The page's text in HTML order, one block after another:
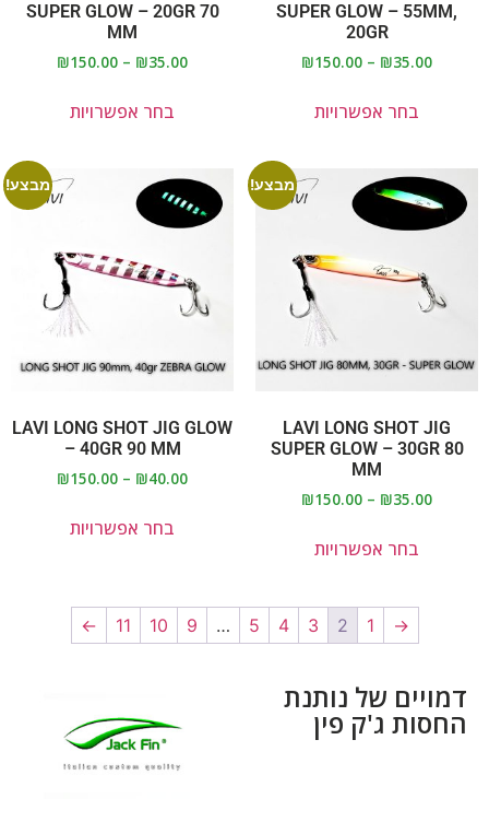
SUPER GLOW – 55MM,
20GR
₪35.00
–
₪150.00
בחר אפשרויות
SUPER GLOW – 20GR 70
MM
₪35.00
–
₪150.00
בחר אפשרויות
מבצע!
LAVI LONG SHOT JIG
SUPER GLOW – 30GR 80
MM
₪35.00
–
₪150.00
בחר אפשרויות
מבצע!
LAVI LONG SHOT JIG GLOW
– 40GR 90 MM
₪40.00
–
₪150.00
בחר אפשרויות
→
1
2
3
4
5
…
9
10
11
←
דמויים של נותנת
החסות ג'ק פין